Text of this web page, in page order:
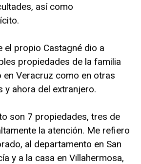
así como
el propio Castagné dio a
propiedades de la familia
en Veracruz como en otras
y ahora del extranjero.
son 7 propiedades, tres de
la atención. Me refiero
al departamento en San
y a la casa en Villahermosa,